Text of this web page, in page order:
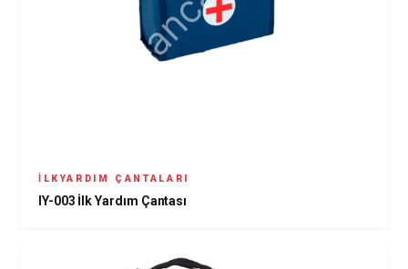
İLKYARDIM ÇANTALARI
IY-003 İlk Yardım Çantası